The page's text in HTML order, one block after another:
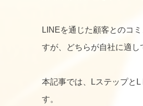
LINEを通じた顧客とのコ
すが、どちらが自社に適し
本記事では、Lステップと
す。